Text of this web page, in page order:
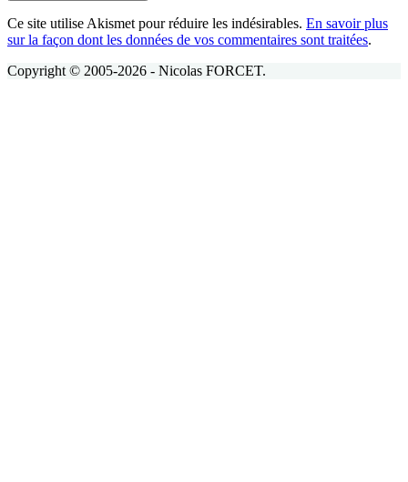
Ce site utilise Akismet pour réduire les indésirables. En savoir plus
sur la façon dont les données de vos commentaires sont traitées.
Copyright © 2005-2026 - Nicolas FORCET.